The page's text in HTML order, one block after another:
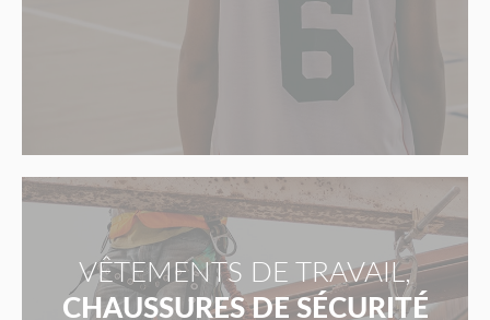
VÊTEMENTS DE TRAVAIL,
CHAUSSURES DE SÉCURITÉ